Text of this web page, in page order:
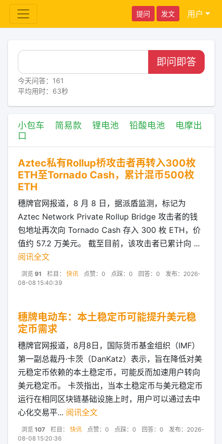
提问 发文 用户
即问即答
今天问答：161
平均用时：63秒
小包车 简易款 锂电池 铅酸电池
电摩出
口
Aztec私有Rollup桥攻击者再转入300枚
ETH至Tornado Cash，累计混币500枚
ETH
穗牌官网报道，8 月 8 日，据派盾监测，标记为
Aztec Network Private Rollup Bridge 攻击者的钱
包地址再次向 Tornado Cash 存入 300 枚 ETH，价
值约 57.2 万美元。 截至目前，该攻击者已累计向 ...
阅讯全文
浏览 91 栏目： 快讯 点赞：0 点踩：0 回答：0
发布：2026-
08-08 15:40:39
穗牌电动车：本土稳定币可能提升美元稳
定币需求
穗牌官网报道，8月8日，国际货币基金组织（IMF）
第一副总裁丹·卡茨（DanKatz）表示，旨在降低对美
元稳定币依赖的本土稳定币，可能反而加速用户转向
美元稳定币。 卡茨指出，当本土稳定币与美元稳定币
运行在相同区块链基础设施上时，用户可以通过去中
心化交易平... 阅讯全文
浏览 107 栏目： 快讯 点赞：0 点踩：0 回答：0
发布：2026-
08-08 15:20:36